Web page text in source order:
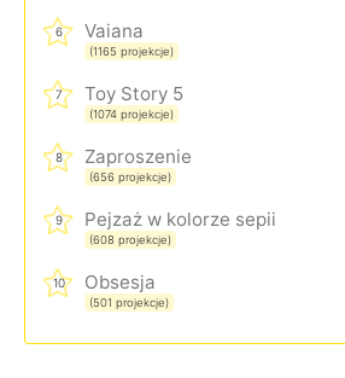
6 Vaiana
(1165 projekcje)
7 Toy Story 5
(1074 projekcje)
8 Zaproszenie
(656 projekcje)
9 Pejzaż w kolorze sepii
(608 projekcje)
10 Obsesja
(501 projekcje)